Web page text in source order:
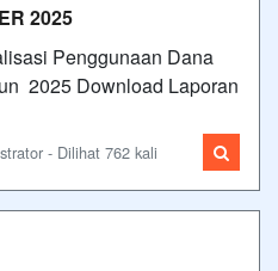
2025
Penggunaan Dana
2025 Download Laporan
- Dilihat 762 kali